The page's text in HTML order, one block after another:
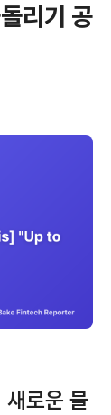
리기 공
로운 물